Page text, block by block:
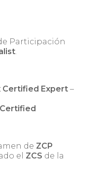
Participación
.
Certified Expert–
de ZCP
el ZCS de la